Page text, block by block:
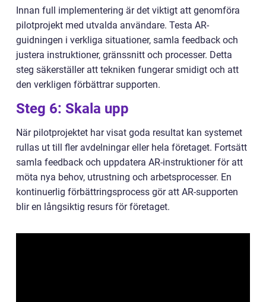
Innan full implementering är det viktigt att genomföra
pilotprojekt med utvalda användare. Testa AR-
guidningen i verkliga situationer, samla feedback och
justera instruktioner, gränssnitt och processer. Detta
steg säkerställer att tekniken fungerar smidigt och att
den verkligen förbättrar supporten.
Steg 6: Skala upp
När pilotprojektet har visat goda resultat kan systemet
rullas ut till fler avdelningar eller hela företaget. Fortsätt
samla feedback och uppdatera AR-instruktioner för att
möta nya behov, utrustning och arbetsprocesser. En
kontinuerlig förbättringsprocess gör att AR-supporten
blir en långsiktig resurs för företaget.